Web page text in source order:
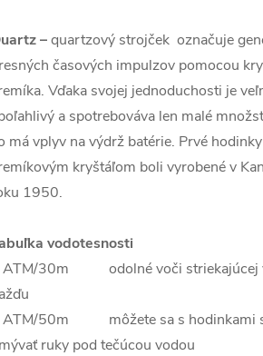
–quartzový strojček označuje
časových impulzov pomocou
Vďaka svojej jednoduchosti je
a spotrebováva len malé
má vplyv na výdrž batérie. Prvé
kryštáľom boli vyrobené v
1950.
vodotesnosti
ATM/30m odolné voči striekajúcej
ATM/50m môžete sa s hodinkami
ruky pod tečúcou vodou